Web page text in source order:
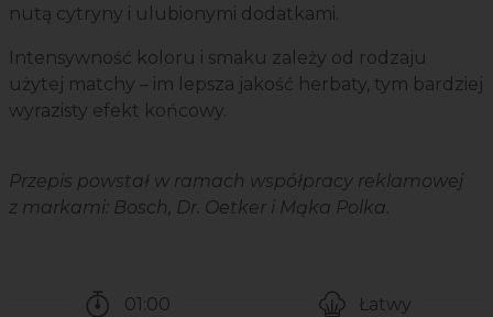
nutą cytryny i ulubionymi dodatkami.
Intensywność koloru i smaku zależy od rodzaju
użytej matchy – im lepsza jakość herbaty, tym bardziej
wyrazisty efekt końcowy.
Przepis powstał w ramach współpracy reklamowej
z markami: Bosch, Dr. Oetker i Mąka Polka.
01:00
Łatwy